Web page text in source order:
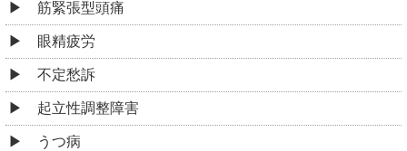
筋緊張型頭痛
眼精疲労
不定愁訴
起立性調整障害
うつ病